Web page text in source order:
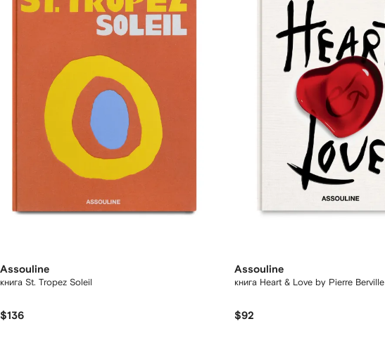
Assouline
книга St. Tropez Soleil
$136
Assouline
книга Heart & Love by Pierre Berville
$92